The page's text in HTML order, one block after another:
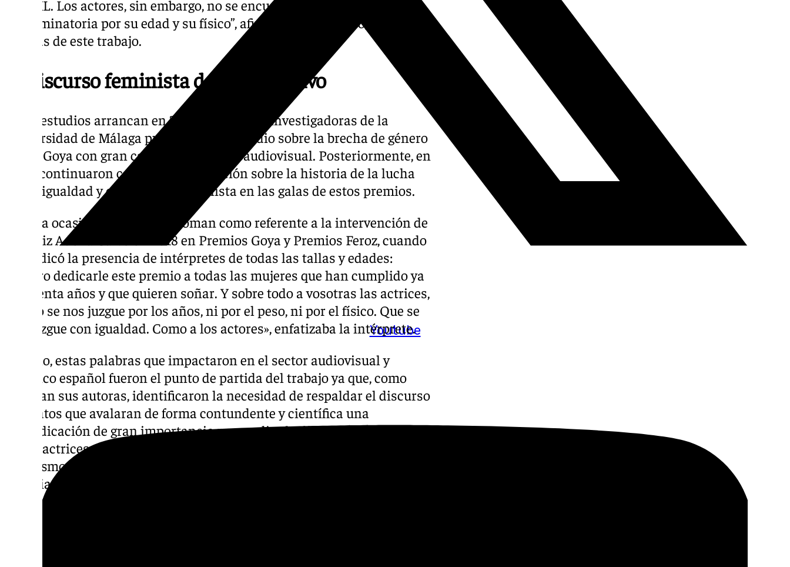
Youtube
talla XL. Los actores, sin embargo, no se encuentran esta situación
discriminatoria por su edad y su físico”, afirma Paula Meliveo, una de las
autoras de este trabajo.
El discurso feminista de Adelfa Calvo
Estos estudios arrancan en 2021, cuando las investigadoras de la
Universidad de Málaga publicaron un estudio sobre la brecha de género
en los Goya con gran calado en el sector audiovisual. Posteriormente, en
2022, continuaron con otra investigación sobre la historia de la lucha
por la igualdad y el activismo feminista en las galas de estos premios.
En esta ocasión, las expertas toman como referente a la intervención de
la actriz Adelfa Calvo en 2018 en Premios Goya y Premios Feroz, cuando
reivindicó la presencia de intérpretes de todas las tallas y edades:
«Quiero dedicarle este premio a todas las mujeres que han cumplido ya
cincuenta años y que quieren soñar. Y sobre todo a vosotras las actrices,
que no se nos juzgue por los años, ni por el peso, ni por el físico. Que se
nos juzgue con igualdad. Como a los actores», enfatizaba la intérprete.
Por ello, estas palabras que impactaron en el sector audiovisual y
escénico español fueron el punto de partida del trabajo ya que, como
apuntan sus autoras, identificaron la necesidad de respaldar el discurso
con datos que avalaran de forma contundente y científica una
reivindicación de gran importancia para paliar la discriminación laboral
de las actrices. En este sentido, la investigadora Meliveo alude al
“edadismo contra las actrices” y señala las carencias en formación en
materia de igualdad en la industria: “A los miembros de la Academia que
votan no se les exige formación en materia de igualdad. Tampoco